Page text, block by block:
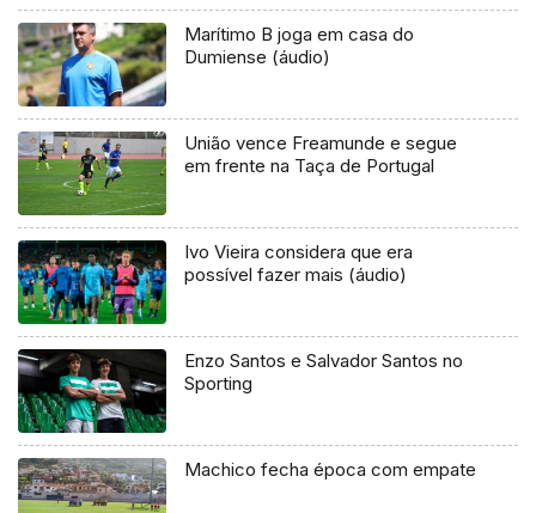
Marítimo B joga em casa do
Dumiense (áudio)
União vence Freamunde e segue
em frente na Taça de Portugal
Ivo Vieira considera que era
possível fazer mais (áudio)
Enzo Santos e Salvador Santos no
Sporting
Machico fecha época com empate